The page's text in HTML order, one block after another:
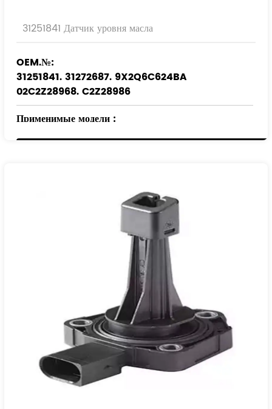
31251841 Датчик уровня масла
OEM.№:
31251841. 31272687. 9X2Q6C624BA
02C2Z28968. C2Z28986
Применимые модели :